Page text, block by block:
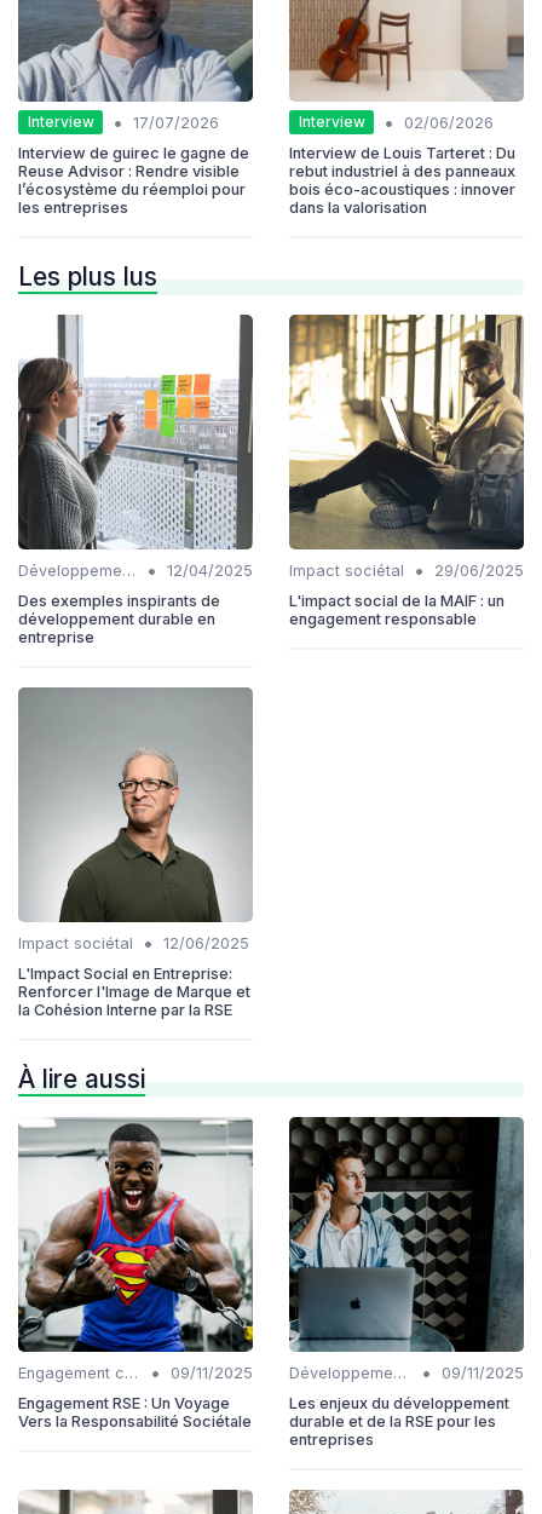
Interview •
17/07/2026
Interview de guirec le gagne de
Reuse Advisor : Rendre visible
l’écosystème du réemploi pour
les entreprises
Interview •
02/06/2026
Interview de Louis Tarteret : Du
rebut industriel à des panneaux
bois éco-acoustiques : innover
dans la valorisation
Les plus lus
Développement Durable •
12/04/2025
Des exemples inspirants de
développement durable en
entreprise
Impact sociétal •
29/06/2025
L'impact social de la MAIF : un
engagement responsable
Impact sociétal •
12/06/2025
L'Impact Social en Entreprise:
Renforcer l'Image de Marque et
la Cohésion Interne par la RSE
À lire aussi
Engagement communautaire •
09/11/2025
Engagement RSE : Un Voyage
Vers la Responsabilité Sociétale
Développement Durable •
09/11/2025
Les enjeux du développement
durable et de la RSE pour les
entreprises